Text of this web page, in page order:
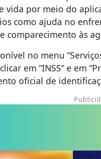
vida por meio do
como ajuda no
comparecimento às
no menu
em “INSS” e em
oficial de